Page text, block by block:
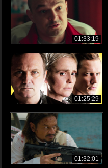
01:33:19
01:25:29
01:32:01